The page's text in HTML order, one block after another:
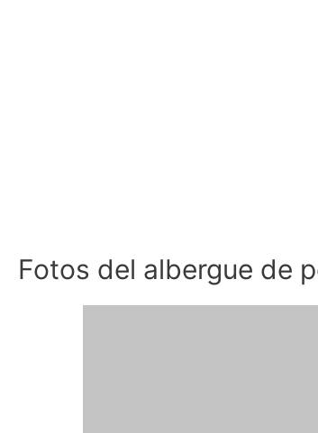
Fotos del albergue de